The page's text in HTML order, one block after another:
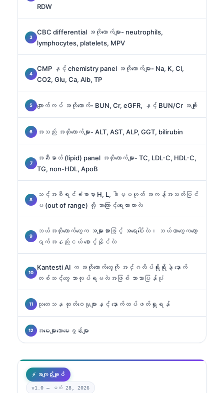
RDW
CBC differential အတိုကောက်များ- neutrophils,
lymphocytes, platelets, MPV
CMP နှင့် chemistry panel အတိုကောက်များ- Na, K, Cl,
CO2, Glu, Ca, Alb, TP
ကျောက်ကပ် အတိုကောက်- BUN, Cr, eGFR, နှင့် BUN/Cr အချိုး
အသည်း အတိုကောက်များ- ALT, AST, ALP, GGT, bilirubin
အဆီဓာတ် (lipid) panel အတိုကောက်များ- TC, LDL-C, HDL-C,
TG, non-HDL, ApoB
သင့်အစီရင်ခံစာမှာ H, L, ဒါမှမဟုတ် အကန့်အသတ်ပြင်
ပ (out of range) လို့ ဘာကြောင့်ရေးထားတာလဲ
ဘယ်အတိုကောက်တွေက အများအားဖြင့် အရေးပေါ်လဲ၊ ဘယ်ဟာတွေကတော့
ရက်အနည်းငယ် စောင့်နိုင်လဲ
Kantesti AI က အတိုကောက်တွေကို အင်္ဂလိပ်ရိုးရိုးနဲ့ နောက်
တစ်ဆင့်တွေ ဘာလုပ်ရမလဲအဖြစ် ဘာသာပြန်ပုံ
သုတေသန ထုတ်ဝေမှုများနှင့် နောက်ထပ်ဖတ်ရှုရန်
အမေးများသောမေးခွန်းများ
⚡ အကျဉ်းချုပ်
v1.0 — မတ် 28, 2026